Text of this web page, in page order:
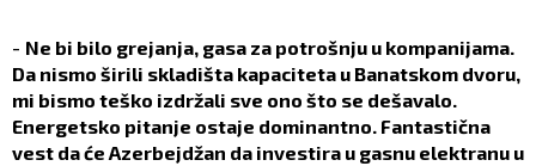
- Ne bi bilo grejanja, gasa za potrošnju u kompanijama.
Da nismo širili skladišta kapaciteta u Banatskom dvoru,
mi bismo teško izdržali sve ono što se dešavalo.
Energetsko pitanje ostaje dominantno. Fantastična
vest da će Azerbejdžan da investira u gasnu elektranu u